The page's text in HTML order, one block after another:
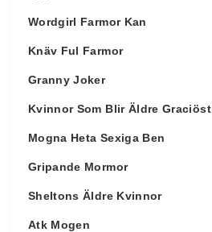
Wordgirl Farmor Kan
Knäv Ful Farmor
Granny Joker
Kvinnor Som Blir Äldre Graciöst
Mogna Heta Sexiga Ben
Gripande Mormor
Sheltons Äldre Kvinnor
Atk Mogen